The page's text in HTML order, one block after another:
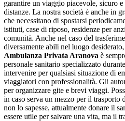
garantire un viaggio piacevole, sicuro e
distanze. La nostra società è anche in
che necessitano di spostarsi
istituti, case di riposo, residenze per
comunità. Anche nel caso del
diversamente abili nel luogo
Ambulanza Privata Aranova è
personale sanitario specializzato
intervenire per qualsiasi situazione di
viaggiatori con professionalità. Gli
per organizzare gite e brevi viaggi.
in caso serva un mezzo per il trasporto
non lo sapesse, attualmente donare il
essere utile per salvare una vita, ma il